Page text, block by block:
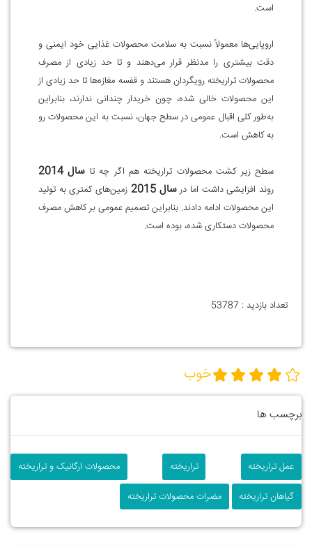
است.
اروپایی‌ها معمولاً نسبت به سلامت محصولات غذایی خود ایمنی و
دقت بیشتری را مدنظر قرار می‌دهند و تا حد زیادی از مصرف
محصولات تراریخته رویگردان هستند و قفسه مغازه‌ها تا حد زیادی از
این محصولات خالی شده، چون خریدار چندانی ندارند، بنابراین
به‌طور کلی اقبال عمومی در سطح جهان، نسبت به این محصولات رو
به کاهش است.
سطح زیر کشت محصولات تراریخته هم اگر چه تا سال 2014
روند افزایشی داشت اما درسال 2015
زمین‌های کمتری به تولید
این محصولات ادامه دادند. بنابراین تصمیم عمومی بر کاهش مصرف
محصولات دستکاری شده، بوده است.
تعداد بازدید : 53787
خوب
برچسب ها
عمل تراریخته تراریخته محصولات ارگانیک و تراریخته
گیاهان تراریخته مضرات محصولات تراریخته